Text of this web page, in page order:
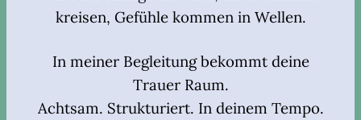
kreisen, Gefühle kommen in Wellen.
In meiner Begleitung bekommt deine
Trauer Raum.
Achtsam. Strukturiert. In deinem Tempo.